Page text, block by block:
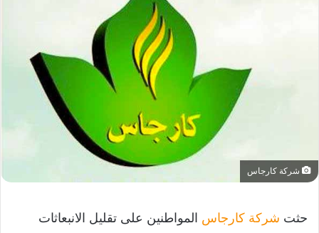
شركة كارجاس
حثت شركة كارجاس المواطنين على تقليل الانبعاثات